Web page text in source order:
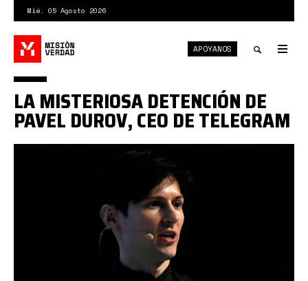
contenido
principal
Mié. 05 Agosto 2026
search
APÓYANOS
rc2km9avlmvj-
LA MISTERIOSA DETENCIÓN DE
PAVEL DUROV, CEO DE TELEGRAM